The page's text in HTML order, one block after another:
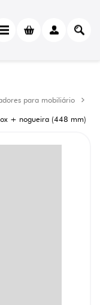
para mobiliário
+ nogueira (448 mm)